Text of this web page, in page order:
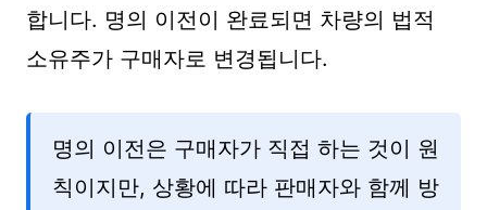
합니다. 명의 이전이 완료되면 차량의 법적
소유주가 구매자로 변경됩니다.
명의 이전은 구매자가 직접 하는 것이 원
칙이지만, 상황에 따라 판매자와 함께 방